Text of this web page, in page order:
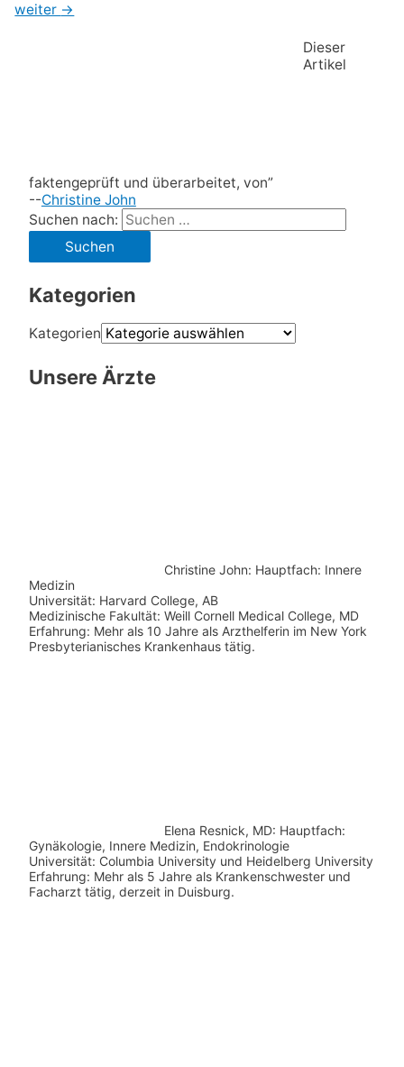
weiter →
Dieser
Artikel
faktengeprüft und überarbeitet, von”
--Christine John
Suchen nach:
Kategorien
Kategorien
Unsere Ärzte
Christine John: Hauptfach: Innere
Medizin
Universität: Harvard College, AB
Medizinische Fakultät: Weill Cornell Medical College, MD
Erfahrung: Mehr als 10 Jahre als Arzthelferin im New York
Presbyterianisches Krankenhaus tätig.
Elena Resnick, MD: Hauptfach:
Gynäkologie, Innere Medizin, Endokrinologie
Universität: Columbia University und Heidelberg University
Erfahrung: Mehr als 5 Jahre als Krankenschwester und
Facharzt tätig, derzeit in Duisburg.